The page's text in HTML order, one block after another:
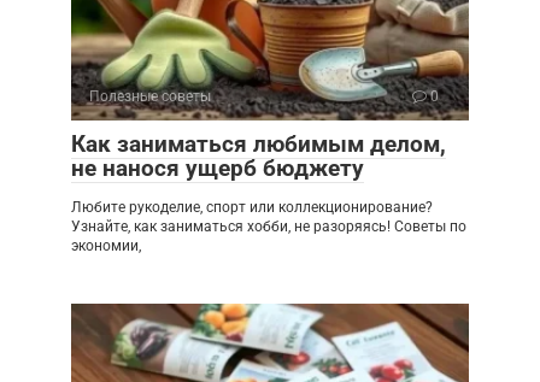
Полезные советы 0
Как заниматься любимым делом,
не нанося ущерб бюджету
Любите рукоделие, спорт или коллекционирование?
Узнайте, как заниматься хобби, не разоряясь! Советы по
экономии,